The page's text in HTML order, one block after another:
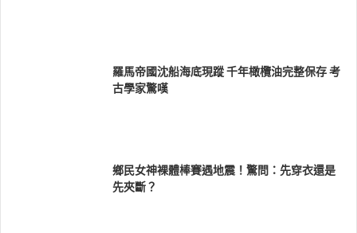
羅馬帝國沈船海底現蹤 千年橄欖油完整保存 考
古學家驚嘆
鄉民女神裸體棒賽遇地震！驚問：先穿衣還是
先夾斷？